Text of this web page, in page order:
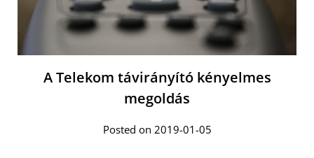
A Telekom távirányító kényelmes
megoldás
Posted on 2019-01-05